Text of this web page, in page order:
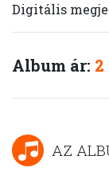
Digitális
Album ár: 2
AZ